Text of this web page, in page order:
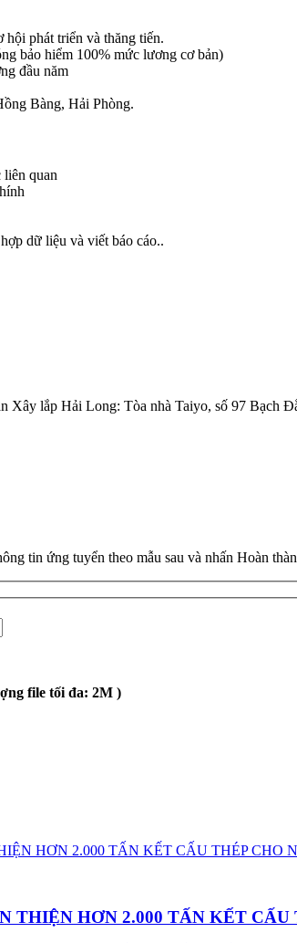
phát triển và thăng tiến.
bảo hiểm 100% mức lương cơ bản)
đầu năm
Bàng, Hải Phòng.
quan
dữ liệu và viết báo cáo..
Xây lắp Hải Long: Tòa nhà Taiyo, số 97 Bạch
tin ứng tuyển theo mẫu sau và nhấn Hoàn
file tối đa: 2M )
THIỆN HƠN 2.000 TẤN KẾT